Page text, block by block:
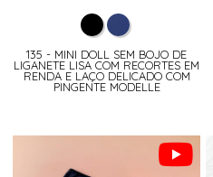
135 - MINI DOLL SEM BOJO DE
LIGANETE LISA COM RECORTES EM
RENDA E LAÇO DELICADO COM
PINGENTE MODELLE